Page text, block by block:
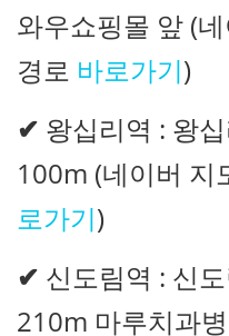
와우쇼핑몰 앞 (
경로 바로가기)
✔ 왕십리역 : 왕
100m (네이버 지
로가기)
✔ 신도림역 : 신
210m 마루치과